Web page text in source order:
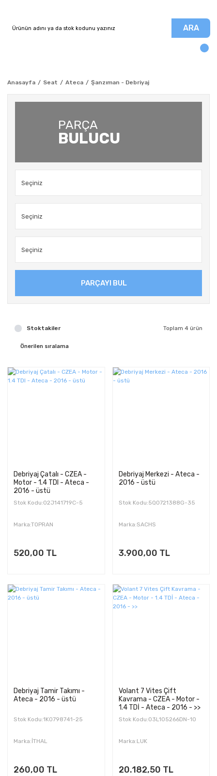
ARA
Anasayfa Seat Ateca Şanzıman - Debriyaj
PARÇA
BULUCU
PARÇAYI BUL
Stoktakiler Toplam 4 ürün
Debriyaj Çatalı - CZEA -
Motor - 1.4 TDI - Ateca -
2016 - üstü
Stok Kodu:02J141719C-5
Marka:TOPRAN
520,00 TL
Debriyaj Merkezi - Ateca -
2016 - üstü
Stok Kodu:5Q0721388G-35
Marka:SACHS
3.900,00 TL
Debriyaj Tamir Takımı -
Ateca - 2016 - üstü
Stok Kodu:1K0798741-25
Marka:İTHAL
260,00 TL
Volant 7 Vites Çift
Kavrama - CZEA - Motor -
1.4 TDİ - Ateca - 2016 - >>
Stok Kodu:03L105266DN-10
Marka:LUK
20.182,50 TL